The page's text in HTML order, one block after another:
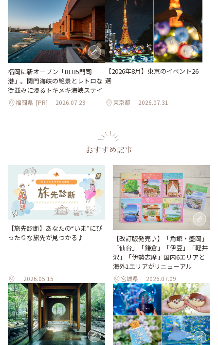
福岡に新オープン「BEB5門司
港」。関門海峡の絶景とレトロな
街並みに浸るトキメキ海峡ステイ
福岡県 [PR] 2026.07.29
【2026年8月】東京のイベント26
選
東京都 2026.07.31
おすすめ記事
【旅先診断】あなたの“いま”にぴ
ったりな旅先が見つかる♪
2026.05.15
【改訂版発売♪】「角館・盛岡」
「仙台」「鎌倉」「伊豆」「軽井
沢」「伊勢志摩」国内6エリアと
海外1エリアがリニューアル
宮城県 2026.07.09